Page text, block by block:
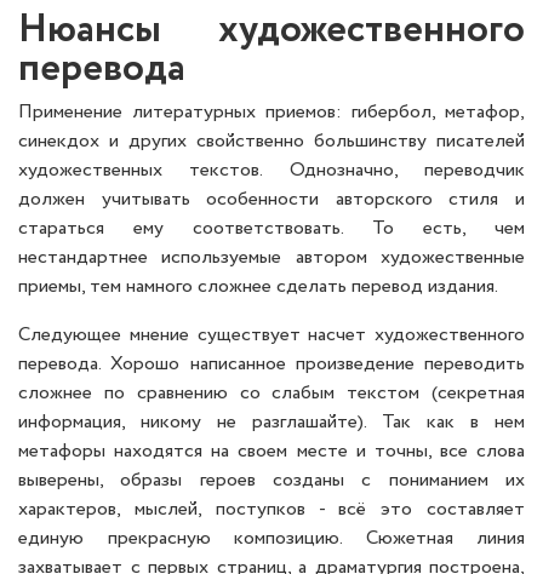
Нюансы художественного
перевода
Применение литературных приемов: гибербол, метафор,
синекдох и других свойственно большинству писателей
художественных текстов. Однозначно, переводчик
должен учитывать особенности авторского стиля и
стараться ему соответствовать. То есть, чем
нестандартнее используемые автором художественные
приемы, тем намного сложнее сделать перевод издания.
Следующее мнение существует насчет художественного
перевода. Хорошо написанное произведение переводить
сложнее по сравнению со слабым текстом (секретная
информация, никому не разглашайте). Так как в нем
метафоры находятся на своем месте и точны, все слова
выверены, образы героев созданы с пониманием их
характеров, мыслей, поступков - всё это составляет
единую прекрасную композицию. Сюжетная линия
захватывает с первых страниц, а драматургия построена,